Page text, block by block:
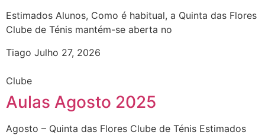
Estimados Alunos, Como é habitual, a Quinta das Flores
Clube de Ténis mantém-se aberta no
Tiago Julho 27, 2026
Clube
Aulas Agosto 2025
Agosto – Quinta das Flores Clube de Ténis Estimados